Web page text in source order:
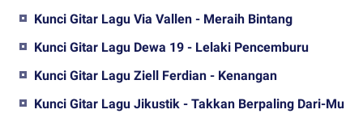
Kunci Gitar Lagu Via Vallen - Meraih Bintang
Kunci Gitar Lagu Dewa 19 - Lelaki Pencemburu
Kunci Gitar Lagu Ziell Ferdian - Kenangan
Kunci Gitar Lagu Jikustik - Takkan Berpaling Dari-Mu